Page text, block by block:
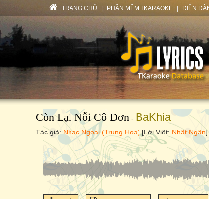
TRANG CHỦ PHẦN MỀM TKARAOKE DIỄN
Còn Lại Nỗi Cô Đơn - BaKhia
Tác giả: Nhạc Ngoại (Trung Hoa)[Lời Việt: Nhật Ngân]